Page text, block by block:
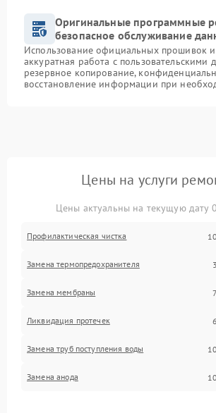
Оригинальные программные
безопасное обслуживание
Использование официальных прошивок
аккуратная работа с пользовательскими
резервное копирование,
восстановление информации при
Цены на услуги
Цены актуальны на текущую дату
Профилактическая чистка
Замена термопредохранителя
Замена мембраны
Ликвидация протечек
Замена труб поступления воды
Замена анода